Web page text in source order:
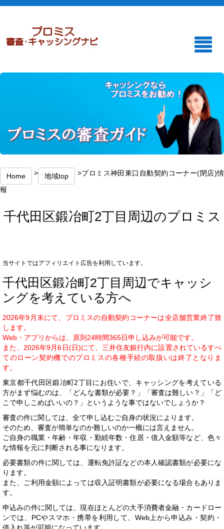
Home > 地域top >プロミス神田東口自動契約コーナー(閉店)情
報
千代田区鍛冶町2丁目周辺のプロミス
当サイトではアフィリエイト広告を利用しています。
千代田区鍛冶町2丁目周辺でキャッシ
ングを考えている方へ
2026年9月末にて、プロミスの自動契約コーナーは全店舗営業終了致
します。
Web・アプリからは、原則24時間365日申し込みが可能です。
また、2026年9月6日(日)にて、三井住友銀行内に設置されているすべ
てのローン契約機でのプロミスの各種手続の取扱いは終了となりま
す。
東京都千代田区鍛冶町2丁目にお住いで、キャッシングを考えている
方がまず悩むのは、「どんな書類が必要？」「審査は難しい？」「ど
こで申しこめばいいの？」というような事ではないでしょうか？
審査の件に関しては、全て申し込むご自身の状況によります。
そのため、審査が簡単なのか難しいのか一概には言えません。
ご自身の職業・年齢・年収・勤続年数・住居・借入金額等など、色々
な情報を元に判断される事になります。
必要書類の件に関しては、運転免許証などの本人確認書類が必要にな
ります。
また、ご利用金額によっては収入証明書類が必要になる場合もありま
す。
申込みの件に関しては、現在ほとんどの大手消費者金融・カードロー
ンでは、PCやスマホ・携帯を利用して、Web上から申込み・契約・
借入れ等が可能になっています。